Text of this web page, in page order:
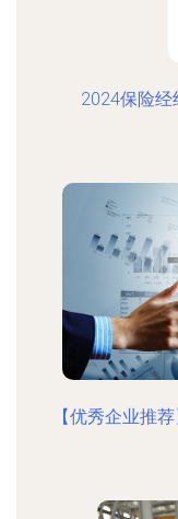
2024保险经
【优秀企业推